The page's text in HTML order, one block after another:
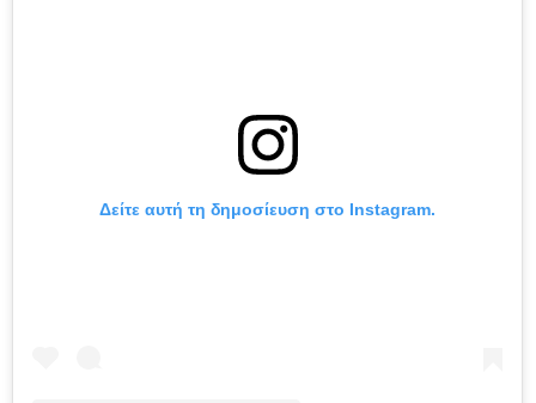
Δείτε αυτή τη δημοσίευση στο Instagram.